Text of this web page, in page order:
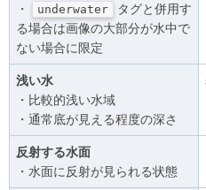
・
underwater
タグと併用す
る場合は画像の大部分が水中で
ない場合に限定
浅い水
・比較的浅い水域
・通常底が見える程度の深さ
反射する水面
・水面に反射が見られる状態